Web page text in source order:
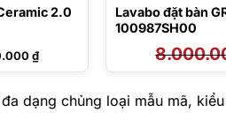
2.0
₫Giá
hiện
tại
7.100.000 ₫.
Lavabo đặt bàn
100987SH00
dạng chủng loại mẫu mã,